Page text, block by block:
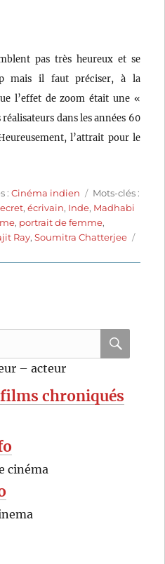
pas très heureux et se
mais il faut préciser, à la
l’effet de zoom était une «
dans les années 60
l’attrait pour le
:Cinéma indien Étiquettes
Mots-clés :
,écrivain, Inde, Madhabi
, portrait de femme,
Ray,Soumitra Chatterjee
– acteur
chroniqués
cinéma